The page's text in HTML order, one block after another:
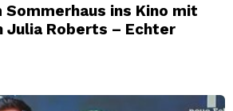
Sommerhaus ins Kino mit
Julia Roberts – Echter